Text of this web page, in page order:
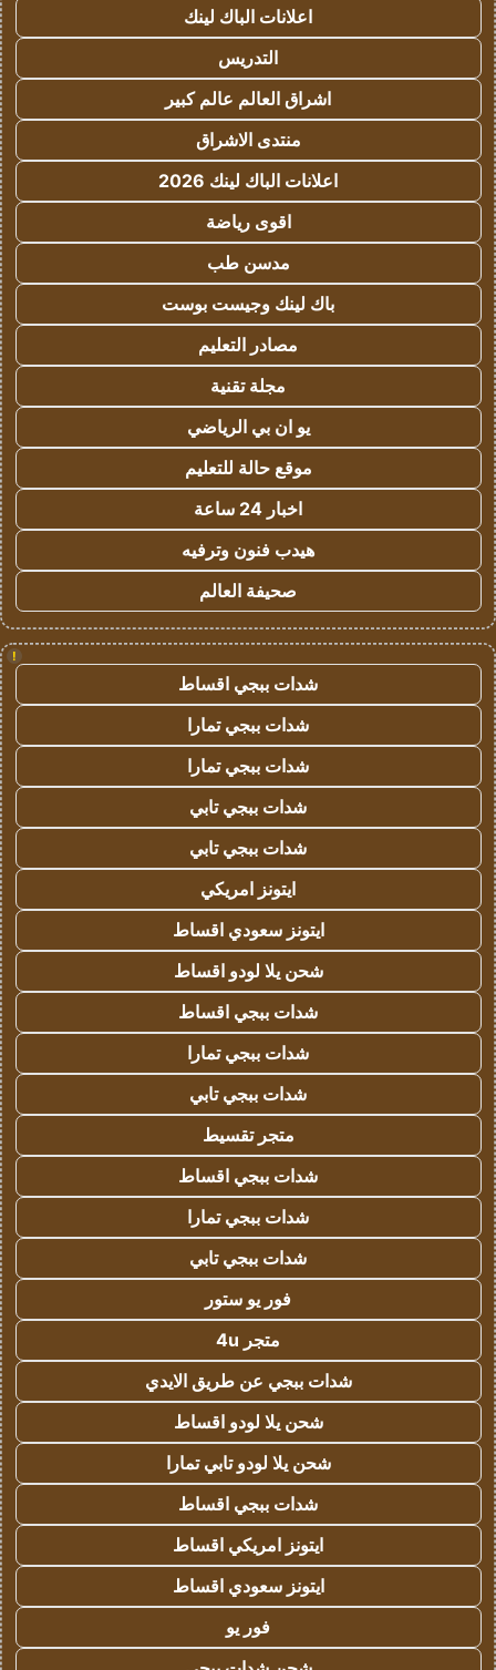
اعلانات الباك لينك
التدريس
اشراق العالم عالم كبير
منتدى الاشراق
اعلانات الباك لينك 2026
اقوى رياضة
مدسن طب
باك لينك وجيست بوست
مصادر التعليم
مجلة تقنية
يو ان بي الرياضي
موقع حالة للتعليم
اخبار 24 ساعة
هيدب فنون وترفيه
صحيفة العالم
!
شدات ببجي اقساط
شدات ببجي تمارا
شدات ببجي تمارا
شدات ببجي تابي
شدات ببجي تابي
ايتونز امريكي
ايتونز سعودي اقساط
شحن يلا لودو اقساط
شدات ببجي اقساط
شدات ببجي تمارا
شدات ببجي تابي
متجر تقسيط
شدات ببجي اقساط
شدات ببجي تمارا
شدات ببجي تابي
فور يو ستور
متجر 4u
شدات ببجي عن طريق الايدي
شحن يلا لودو اقساط
شحن يلا لودو تابي تمارا
شدات ببجي اقساط
ايتونز امريكي اقساط
ايتونز سعودي اقساط
فور يو